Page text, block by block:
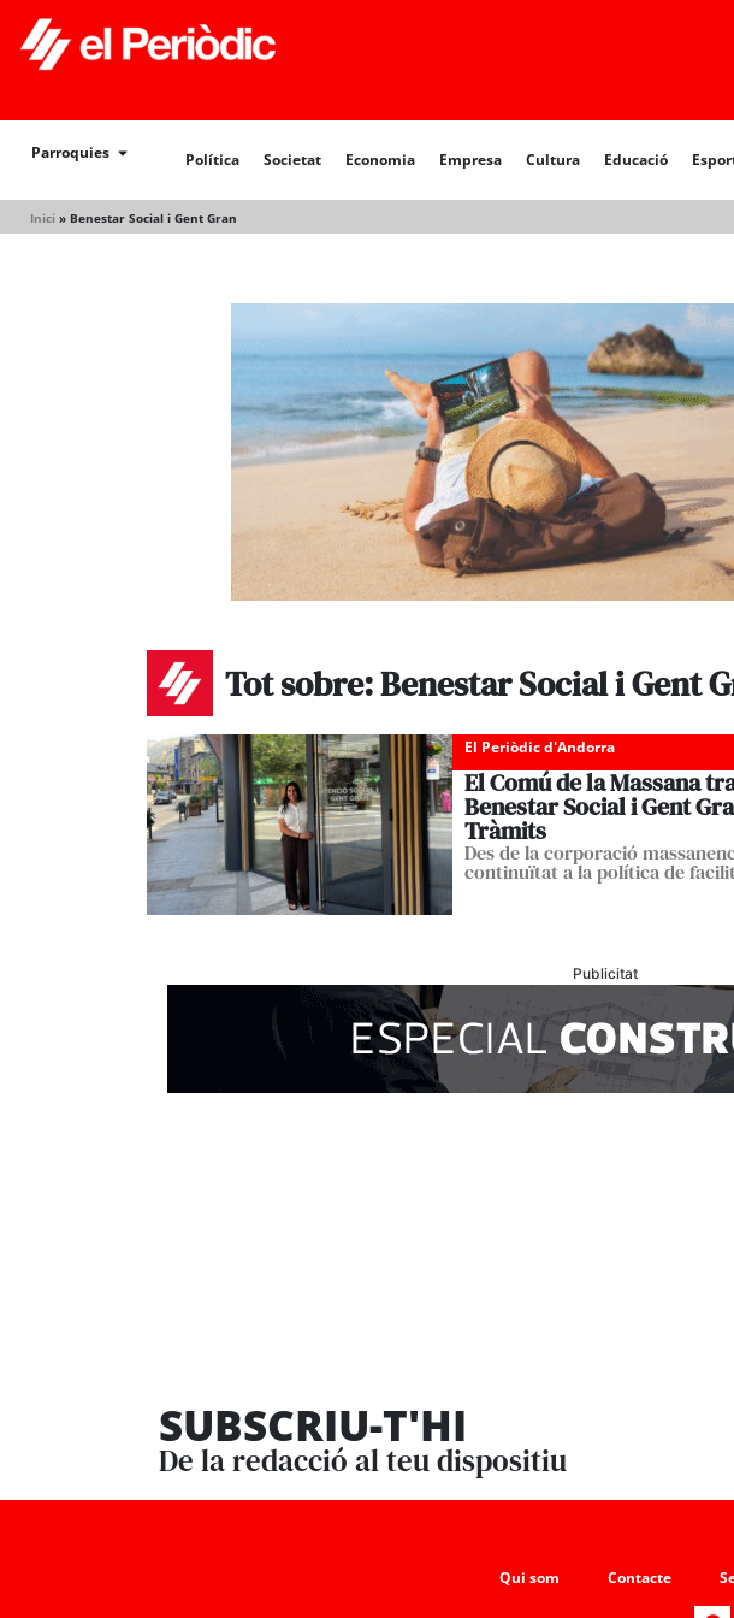
Parroquies Política Societat Economia Empresa Cultura Educació
Inici » Benestar Social i Gent Gran
Política Societat
Tot sobre: Benestar Social i Gent
El Periòdic d'Andorra
El Comú de la Massana
Benestar Social i Gent
Tràmits
Des de la corporació
continuïtat a la política de
Publicitat
SUBSCRIU-T'HI
De la redacció al teu dispositiu
Qui som Contacte